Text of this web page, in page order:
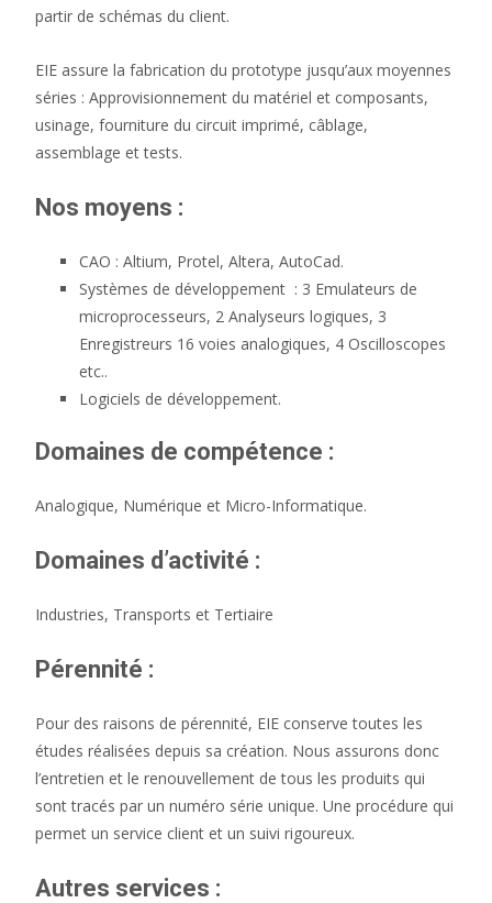
partir de schémas du client.
EIE assure la fabrication du prototype jusqu’aux moyennes
séries : Approvisionnement du matériel et composants,
usinage, fourniture du circuit imprimé, câblage,
assemblage et tests.
Nos moyens :
CAO : Altium, Protel, Altera, AutoCad.
Systèmes de développement : 3 Emulateurs de
microprocesseurs, 2 Analyseurs logiques, 3
Enregistreurs 16 voies analogiques, 4 Oscilloscopes
etc..
Logiciels de développement.
Domaines de compétence :
Analogique, Numérique et Micro-Informatique.
Domaines d’activité :
Industries, Transports et Tertiaire
Pérennité :
Pour des raisons de pérennité, EIE conserve toutes les
études réalisées depuis sa création. Nous assurons donc
l’entretien et le renouvellement de tous les produits qui
sont tracés par un numéro série unique. Une procédure qui
permet un service client et un suivi rigoureux.
Autres services :